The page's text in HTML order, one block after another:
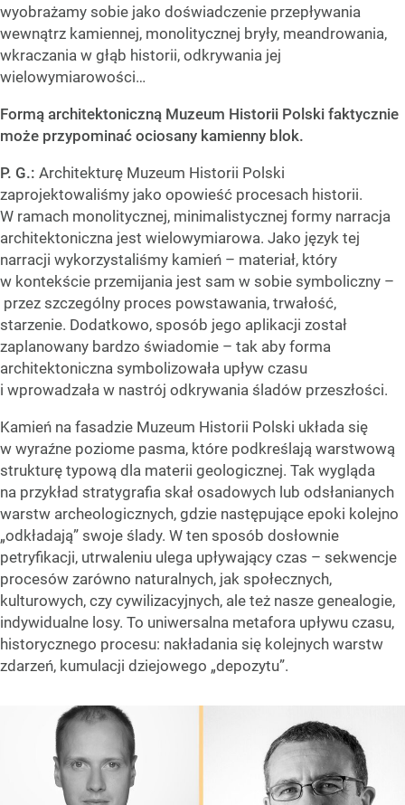
wyobrażamy sobie jako doświadczenie przepływania
wewnątrz kamiennej, monolitycznej bryły, meandrowania,
wkraczania w głąb historii, odkrywania jej
wielowymiarowości…
Formą architektoniczną Muzeum Historii Polski faktycznie
może przypominać ociosany kamienny blok.
P. G.: Architekturę Muzeum Historii Polski
zaprojektowaliśmy jako opowieść procesach historii.
W ramach monolitycznej, minimalistycznej formy narracja
architektoniczna jest wielowymiarowa. Jako język tej
narracji wykorzystaliśmy kamień – materiał, który
w kontekście przemijania jest sam w sobie symboliczny –
przez szczególny proces powstawania, trwałość,
starzenie. Dodatkowo, sposób jego aplikacji został
zaplanowany bardzo świadomie – tak aby forma
architektoniczna symbolizowała upływ czasu
i wprowadzała w nastrój odkrywania śladów przeszłości.
Kamień na fasadzie Muzeum Historii Polski układa się
w wyraźne poziome pasma, które podkreślają warstwową
strukturę typową dla materii geologicznej. Tak wygląda
na przykład stratygrafia skał osadowych lub odsłanianych
warstw archeologicznych, gdzie następujące epoki kolejno
„odkładają” swoje ślady. W ten sposób dosłownie
petryfikacji, utrwaleniu ulega upływający czas – sekwencje
procesów zarówno naturalnych, jak społecznych,
kulturowych, czy cywilizacyjnych, ale też nasze genealogie,
indywidualne losy. To uniwersalna metafora upływu czasu,
historycznego procesu: nakładania się kolejnych warstw
zdarzeń, kumulacji dziejowego „depozytu”.